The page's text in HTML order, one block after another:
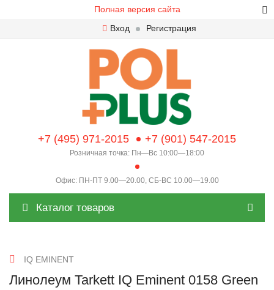
Полная версия сайта
Вход
Регистрация
+7 (495) 971-2015 +7 (901) 547-2015
Розничная точка: Пн—Вс 10:00—18:00
Офис: ПН-ПТ 9.00—20.00, СБ-ВС 10.00—19.00
Каталог товаров
IQ EMINENT
Линолеум Tarkett IQ Eminent 0158 Green